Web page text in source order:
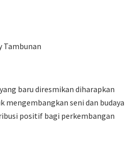
Tambunan
baru diresmikan diharapkan
mengembangkan seni dan budaya
positif bagi perkembangan